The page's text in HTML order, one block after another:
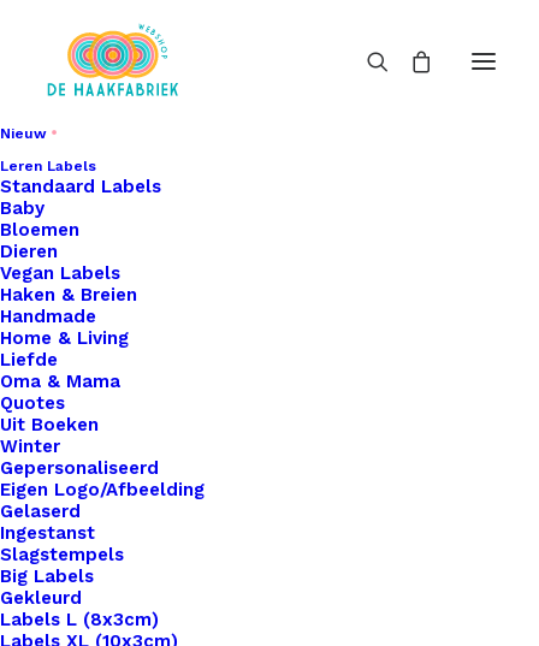
Nieuw
Leren Labels
Standaard Labels
Baby
Bloemen
Dieren
Vegan Labels
Haken & Breien
Handmade
Home & Living
Liefde
Oma & Mama
Quotes
Uit Boeken
Winter
Gepersonaliseerd
Eigen Logo/Afbeelding
Gelaserd
Ingestanst
Slagstempels
Big Labels
Gekleurd
Labels L (8x3cm)
Labels XL (10x3cm)